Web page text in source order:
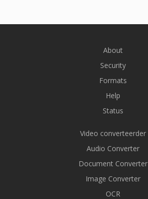
About
Security
Formats
Help
Status
Video converteerder
Audio Converter
Document Converter
Image Converter
OCR